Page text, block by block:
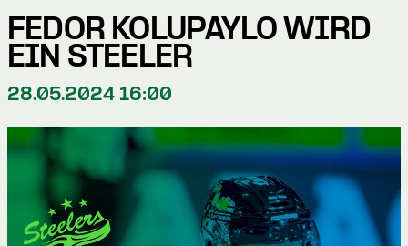
FEDOR KOLUPAYLO WIRD
EIN STEELER
28.05.2024 16:00